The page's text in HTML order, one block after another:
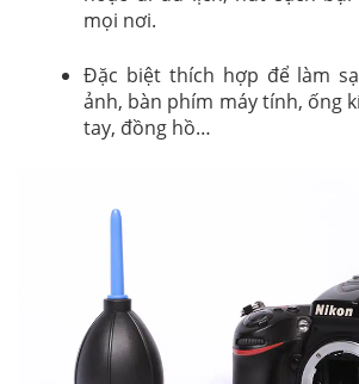
mọi nơi.
Đặc biệt thích hợp để làm
ảnh, bàn phím máy tính, ống
tay, đồng hồ…